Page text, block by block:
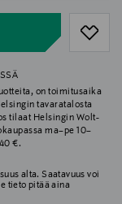
on toimitusaika
tavaratalosta
tilaat Helsingin Wolt-
ma–pe 10–
€.
alta. Saatavuus voi
tieto pitää aina